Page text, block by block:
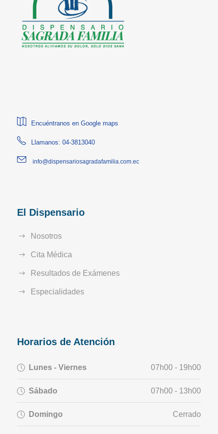
Encuéntranos en Google maps
Llamanos: 04-3813040
info@dispensariosagradafamilia.com.ec
El Dispensario
Nosotros
Cita Médica
Resultados de Exámenes
Especialidades
Horarios de Atención
Lunes - Viernes 07h00 - 19h00
Sábado 07h00 - 13h00
Domingo Cerrado